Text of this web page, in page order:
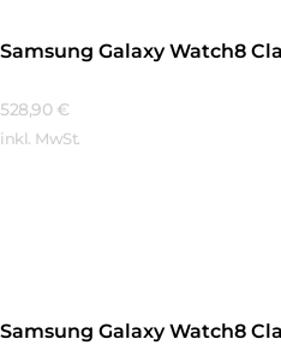
Samsung Galaxy Watch8
528,90 €
inkl. MwSt.
Samsung Galaxy Watch8